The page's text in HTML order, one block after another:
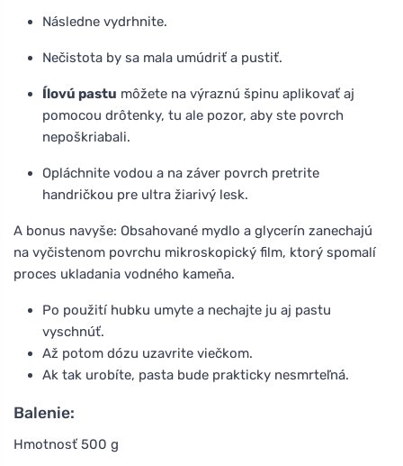
Následne vydrhnite.
Nečistota by sa mala umúdriť a pustiť.
Ílovú pastu môžete na výraznú špinu aplikovať aj
pomocou drôtenky, tu ale pozor, aby ste povrch
nepoškriabali.
Opláchnite vodou a na záver povrch pretrite
handričkou pre ultra žiarivý lesk.
A bonus navyše: Obsahované mydlo a glycerín zanechajú
na vyčistenom povrchu mikroskopický film, ktorý spomalí
proces ukladania vodného kameňa.
Po použití hubku umyte a nechajte ju aj pastu
vyschnúť.
Až potom dózu uzavrite viečkom.
Ak tak urobíte, pasta bude prakticky nesmrteľná.
Balenie:
Hmotnosť 500 g